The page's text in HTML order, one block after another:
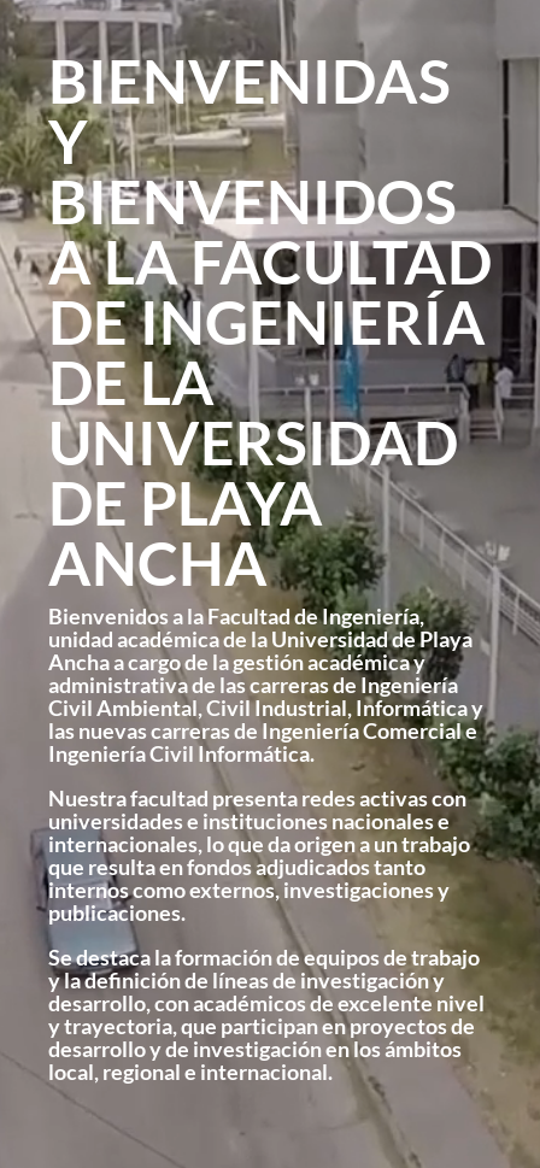
BIENVENIDAS
Y
BIENVENIDOS
A LA FACULTAD
DE INGENIERÍA
DE LA
UNIVERSIDAD
DE PLAYA
ANCHA
Bienvenidos a la Facultad de Ingeniería,
unidad académica de la Universidad de Playa
Ancha a cargo de la gestión académica y
administrativa de las carreras de Ingeniería
Civil Ambiental, Civil Industrial, Informática y
las nuevas carreras de Ingeniería Comercial e
Ingeniería Civil Informática.
Nuestra facultad presenta redes activas con
universidades e instituciones nacionales e
internacionales, lo que da origen a un trabajo
que resulta en fondos adjudicados tanto
internos como externos, investigaciones y
publicaciones.
Se destaca la formación de equipos de trabajo
y la definición de líneas de investigación y
desarrollo, con académicos de excelente nivel
y trayectoria, que participan en proyectos de
desarrollo y de investigación en los ámbitos
local, regional e internacional.